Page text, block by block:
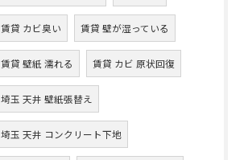
賃貸 カビ臭い 賃貸 壁が湿っている
賃貸 壁紙 濡れる 賃貸 カビ 原状回復
埼玉 天井 壁紙張替え
埼玉 天井 コンクリート下地